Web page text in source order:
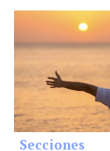
Secciones